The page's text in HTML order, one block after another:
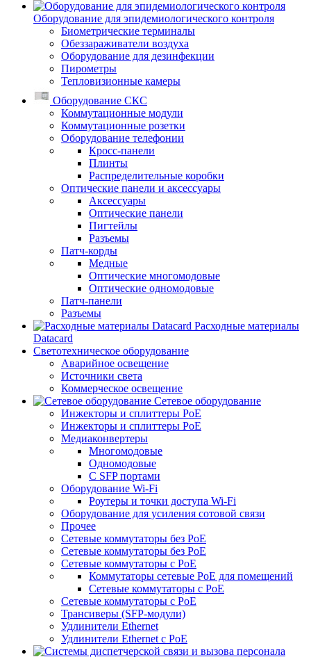
Оборудование для эпидемиологического контроля
Биометрические терминалы
Обеззараживатели воздуха
Оборудование для дезинфекции
Пирометры
Тепловизионные камеры
Оборудование СКС
Коммутационные модули
Коммутационные розетки
Оборудование телефонии
Кросс-панели
Плинты
Распределительные коробки
Оптические панели и аксессуары
Аксессуары
Оптические панели
Пигтейлы
Разъемы
Патч-корды
Медные
Оптические многомодовые
Оптические одномодовые
Патч-панели
Разъемы
Расходные материалы
Datacard
Светотехническое оборудование
Аварийное освещение
Источники света
Коммерческое освещение
Сетевое оборудование
Инжекторы и сплиттеры PoE
Инжекторы и сплиттеры РоЕ
Медиаконвертеры
Многомодовые
Одномодовые
С SFP портами
Оборудование Wi-Fi
Роутеры и точки доступа Wi-Fi
Оборудование для усиления сотовой связи
Прочее
Сетевые коммутаторы без PoE
Сетевые коммутаторы без РоЕ
Сетевые коммутаторы с PoE
Коммутаторы сетевые PoE для помещений
Сетевые коммутаторы с PoE
Сетевые коммутаторы с РоЕ
Трансиверы (SFP-модули)
Удлинители Ethernet
Удлинители Ethernet с PoE